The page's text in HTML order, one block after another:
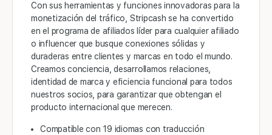
Con sus herramientas y funciones innovadoras para la
monetización del tráfico, Stripcash se ha convertido
en el programa de afiliados líder para cualquier afiliado
o influencer que busque conexiones sólidas y
duraderas entre clientes y marcas en todo el mundo.
Creamos conciencia, desarrollamos relaciones,
identidad de marca y eficiencia funcional para todos
nuestros socios, para garantizar que obtengan el
producto internacional que merecen.
Compatible con 19 idiomas con traducción